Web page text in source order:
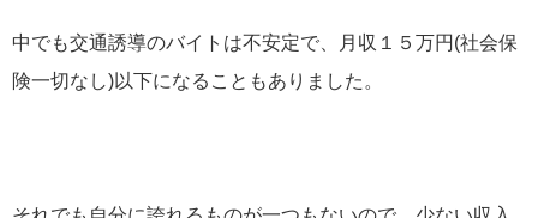
中でも交通誘導のバイトは不安定で、月収１５万円(社会保
険一切なし)以下になることもありました。